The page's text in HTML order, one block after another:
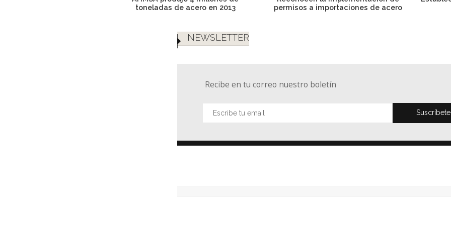
toneladas de acero en 2013
permisos a importaciones de acero
NEWSLETTER
Recibe en tu correo nuestro boletín